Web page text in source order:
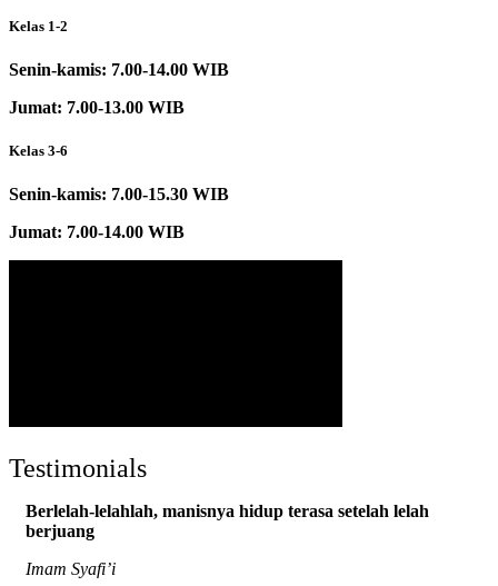
Kelas 1-2
Senin-kamis: 7.00-14.00 WIB
Jumat: 7.00-13.00 WIB
Kelas 3-6
Senin-kamis: 7.00-15.30 WIB
Jumat: 7.00-14.00 WIB
Testimonials
Berlelah-lelahlah, manisnya hidup terasa setelah lelah
berjuang
Imam Syafi’i